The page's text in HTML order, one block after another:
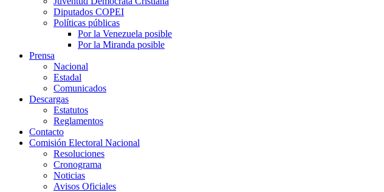
Diputados COPEI
Políticas públicas
Por la Venezuela posible
Por la Miranda posible
Prensa
Nacional
Estadal
Comunicados
Descargas
Estatutos
Reglamentos
Contacto
Comisión Electoral Nacional
Resoluciones
Cronograma
Noticias
Avisos Oficiales